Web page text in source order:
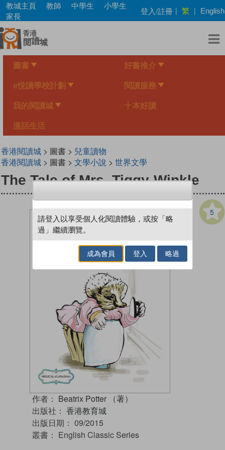
Skip
main
content
教城主頁 教師 中學生
小學生
家長
登入/註冊 | 繁 | English
圖書 好書推介
e悅讀學校計劃 閱讀服務
我的閱讀城 十本好讀
漫話生活
香港閱讀城> 圖書 > 兒童讀物
香港閱讀城> 圖書 > 文學小說 > 世界文學
The Tale of Mrs. Tiggy-Winkle
5
作者： Beatrix Potter （著）
出版社： 香港教育城
出版日期： 09/2015
叢書： English Classic Series
請登入以享受個人化閱讀體驗，或按「略
過」繼續瀏覽。
成為會員 登入 略過